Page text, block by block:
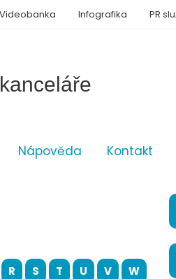
Nápověda Kontakt
Videobanka Infografika PR
R S T U V
W